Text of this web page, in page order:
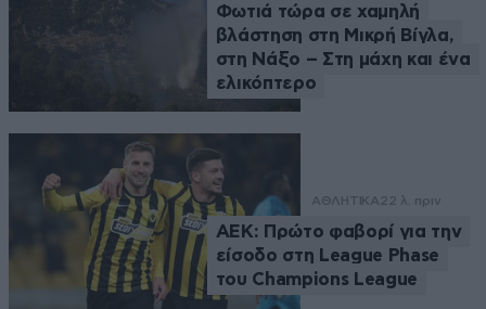
Φωτιά τώρα σε χαμηλή
βλάστηση στη Μικρή Βίγλα,
στη Νάξο – Στη μάχη και ένα
ελικόπτερο
ΑΘΛΗΤΙΚΑ22 λ. πριν
ΑΕΚ: Πρώτο φαβορί για την
είσοδο στη League Phase
του Champions League